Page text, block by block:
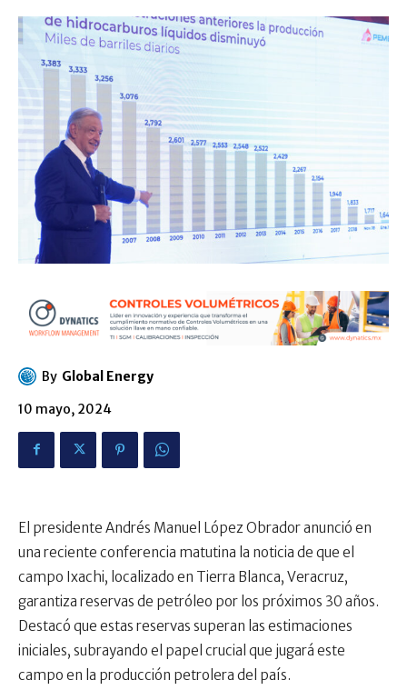
By Global Energy
10 mayo, 2024
El presidente Andrés Manuel López Obrador anunció en
una reciente conferencia matutina la noticia de que el
campo Ixachi, localizado en Tierra Blanca, Veracruz,
garantiza reservas de petróleo por los próximos 30 años.
Destacó que estas reservas superan las estimaciones
iniciales, subrayando el papel crucial que jugará este
campo en la producción petrolera del país.